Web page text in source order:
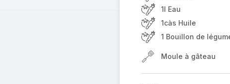
1l Eau
1càs Huile
1 Bouillon de
Moule à gâteau